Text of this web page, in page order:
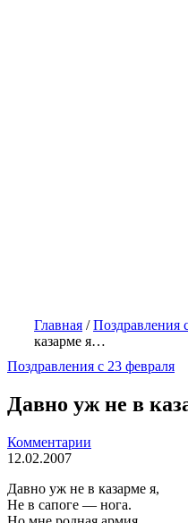
Главная /Поздравления
казарме я…
Поздравления с 23 февраля
Давно уж не в
Комментарии
12.02.2007
Давно уж не в казарме я,
Hе в сапоге — нога.